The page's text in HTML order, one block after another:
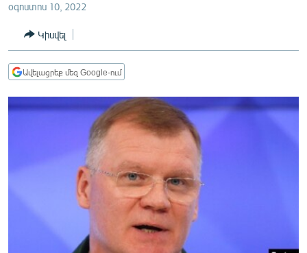
ՊԱՏԵՐԱԶՄԻ 6 ՇԱԲԱԹՆԵՐԸ
ՏԱՐԱԾԱՇՐՋԱՆ
ՄԻՋԱԶԳԱՅԻՆ
ՄԵԿՆԱԲԱՆՈՒԹՅՈՒՆ
ՏՏ ԵՒ ԻՆՏԵՐՆԵՏ
օգոստոս 10, 2022
Կիսվել
Ավելացրեք մեզ Google-ում